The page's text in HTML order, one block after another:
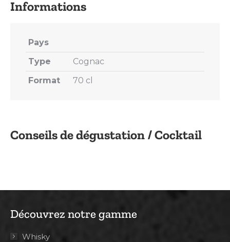
Conseils de dégustation / Cocktail
Pays
Type
Cognac
Format
70 cl
Découvrez notre gamme
Whisky